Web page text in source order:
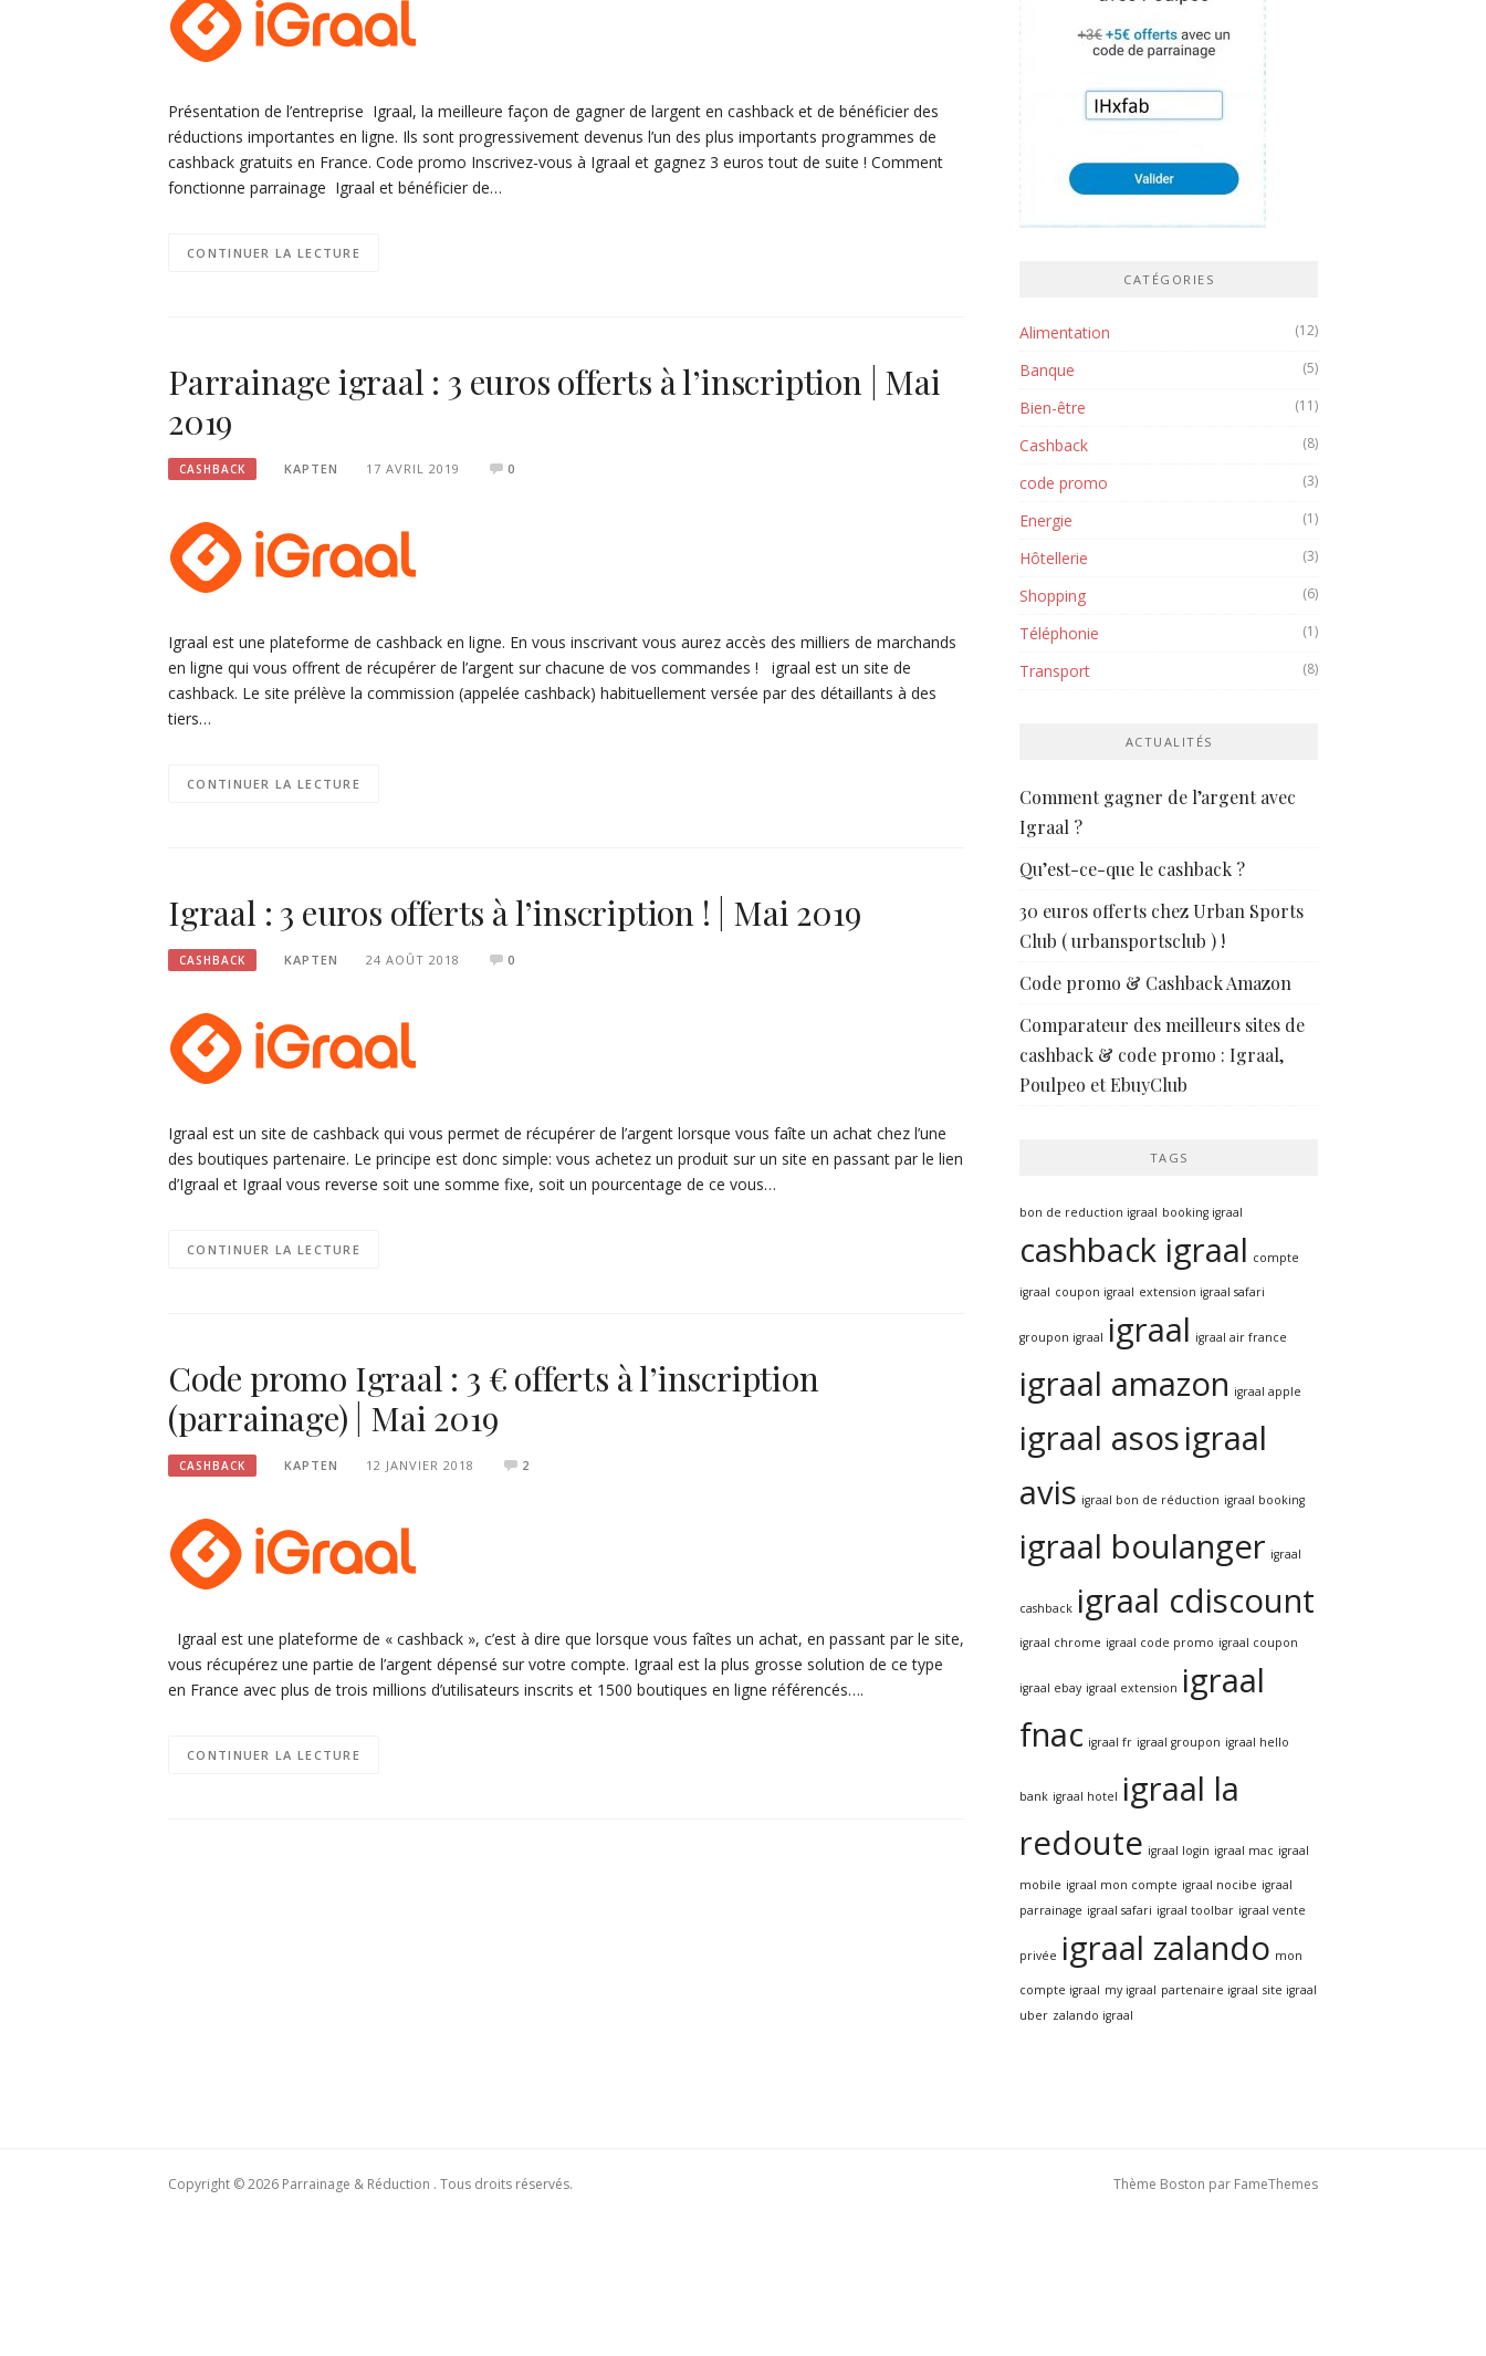
Présentation de l’entreprise Igraal, la meilleure façon de gagner de largent en cashback et de bénéficier des
réductions importantes en ligne. Ils sont progressivement devenus l’un des plus importants programmes de
cashback gratuits en France. Code promo Inscrivez-vous à Igraal et gagnez 3 euros tout de suite ! Comment
fonctionne parrainage Igraal et bénéficier de…
CONTINUER LA LECTURE
Parrainage igraal : 3 euros offerts à l’inscription | Mai
2019
CASHBACK KAPTEN 17 AVRIL 2019 0
Igraal est une plateforme de cashback en ligne. En vous inscrivant vous aurez accès des milliers de marchands
en ligne qui vous offrent de récupérer de l’argent sur chacune de vos commandes ! igraal est un site de
cashback. Le site prélève la commission (appelée cashback) habituellement versée par des détaillants à des
tiers…
CONTINUER LA LECTURE
Igraal : 3 euros offerts à l’inscription ! | Mai 2019
CASHBACK KAPTEN 24 AOÛT 2018 0
Igraal est un site de cashback qui vous permet de récupérer de l’argent lorsque vous faîte un achat chez l’une
des boutiques partenaire. Le principe est donc simple: vous achetez un produit sur un site en passant par le lien
d’Igraal et Igraal vous reverse soit une somme fixe, soit un pourcentage de ce vous…
CONTINUER LA LECTURE
Code promo Igraal : 3 € offerts à l’inscription
(parrainage) | Mai 2019
CASHBACK KAPTEN 12 JANVIER 2018 2
Igraal est une plateforme de « cashback », c’est à dire que lorsque vous faîtes un achat, en passant par le site,
vous récupérez une partie de l’argent dépensé sur votre compte. Igraal est la plus grosse solution de ce type
en France avec plus de trois millions d’utilisateurs inscrits et 1500 boutiques en ligne référencés….
CONTINUER LA LECTURE
CATÉGORIES
Alimentation (12)
Banque (5)
Bien-être (11)
Cashback (8)
code promo (3)
Energie (1)
Hôtellerie (3)
Shopping (6)
Téléphonie (1)
Transport (8)
ACTUALITÉS
Comment gagner de l’argent avec
Igraal ?
Qu’est-ce-que le cashback ?
30 euros offerts chez Urban Sports
Club ( urbansportsclub ) !
Code promo & Cashback Amazon
Comparateur des meilleurs sites de
cashback & code promo : Igraal,
Poulpeo et EbuyClub
TAGS
bon de reduction igraal booking igraal
cashback igraal compte
igraal coupon igraal extension igraal safari
groupon igraal igraal igraal air france
igraal amazon igraal apple
igraal asosigraal
avis igraal bon de réduction igraal booking
igraal boulanger igraal
cashback igraal cdiscount
igraal chrome igraal code promo igraal coupon
igraal ebay igraal extension igraal
fnac igraal fr igraal groupon igraal hello
bank igraal hotel igraal la
redoute igraal login igraal mac igraal
mobile igraal mon compte igraal nocibe igraal
parrainage igraal safari igraal toolbar igraal vente
privée igraal zalando mon
compte igraal my igraal partenaire igraal site igraal
uber zalando igraal
Copyright © 2026 Parrainage & Réduction . Tous droits réservés. Thème Boston par FameThemes